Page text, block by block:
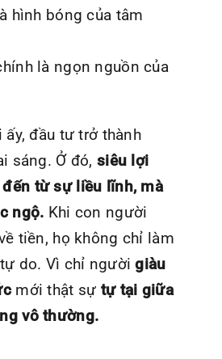
hình bóng của tâm
là ngọn nguồn của
ấy, đầu tư trở thành
sáng. Ở đó, siêu lợi
từ sự liều lĩnh, mà
ngộ. Khi con người
tiền, họ không chỉ làm
do. Vì chỉ ngườigiàu
mới thật sự tự tại giữa
vô thường.